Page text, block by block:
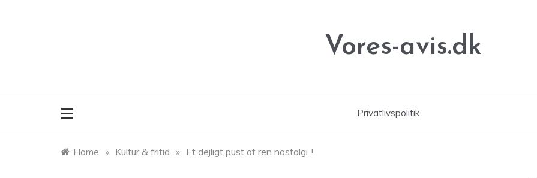
Vores-avis.dk
Privatlivspolitik
Home » Kultur & fritid » Et dejligt pust af ren nostalgi..!